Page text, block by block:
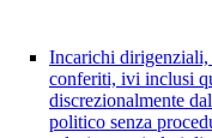
Incarichi dirigenziali,
conferiti, ivi inclusi
discrezionalmente
politico senza